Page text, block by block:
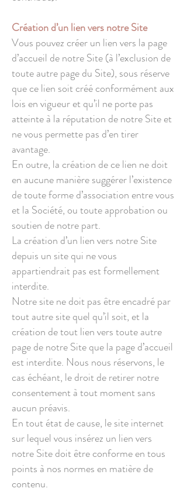
Création d’un lien vers notre Site
Vous pouvez créer un lien vers la page
d’accueil de notre Site (à l’exclusion de
toute autre page du Site), sous réserve
que ce lien soit créé conformément aux
lois en vigueur et qu’il ne porte pas
atteinte à la réputation de notre Site et
ne vous permette pas d’en tirer
avantage.
En outre, la création de ce lien ne doit
en aucune manière suggérer l’existence
de toute forme d’association entre vous
et la Société, ou toute approbation ou
soutien de notre part.
La création d’un lien vers notre Site
depuis un site qui ne vous
appartiendrait pas est formellement
interdite.
Notre site ne doit pas être encadré par
tout autre site quel qu’il soit, et la
création de tout lien vers toute autre
page de notre Site que la page d’accueil
est interdite. Nous nous réservons, le
cas échéant, le droit de retirer notre
consentement à tout moment sans
aucun préavis.
En tout état de cause, le site internet
sur lequel vous insérez un lien vers
notre Site doit être conforme en tous
points à nos normes en matière de
contenu.